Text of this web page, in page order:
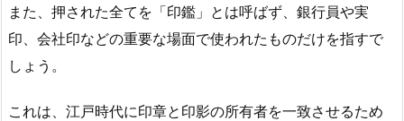
また、押された全てを「印鑑」とは呼ばず、銀行員や実
印、会社印などの重要な場面で使われたものだけを指すで
しょう。
これは、江戸時代に印章と印影の所有者を一致させるため